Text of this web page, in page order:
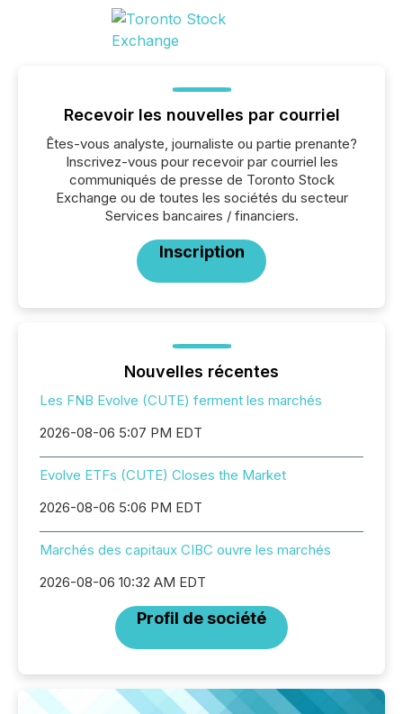
Recevoir les nouvelles par courriel
Êtes-vous analyste, journaliste ou partie prenante?
Inscrivez-vous pour recevoir par courriel les
communiqués de presse de Toronto Stock
Exchange ou de toutes les sociétés du secteur
Services bancaires / financiers.
Inscription
Nouvelles récentes
Les FNB Evolve (CUTE) ferment les marchés
2026-08-06 5:07 PM EDT
Evolve ETFs (CUTE) Closes the Market
2026-08-06 5:06 PM EDT
Marchés des capitaux CIBC ouvre les marchés
2026-08-06 10:32 AM EDT
Profil de société